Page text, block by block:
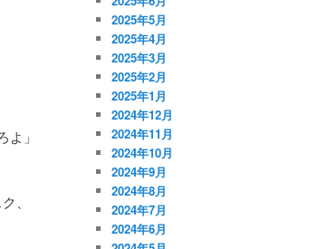
」
、
2025年5月
2025年4月
2025年3月
2025年2月
2025年1月
2024年12月
2024年11月
2024年10月
2024年9月
2024年8月
2024年7月
2024年6月